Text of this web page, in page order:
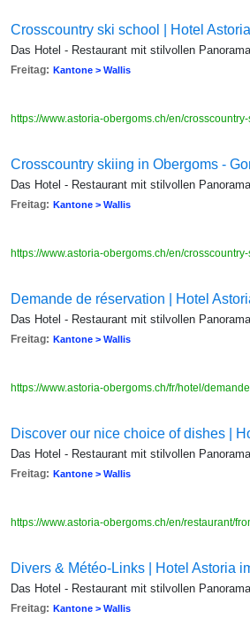
Crosscountry ski school | Hotel
Das Hotel - Restaurant mit stilvollen
Freitag: Kantone > Wallis
https://www.astoria-obergoms.ch/en/crosscountry-
Crosscountry skiing in Obergoms -
Das Hotel - Restaurant mit stilvollen
Freitag: Kantone > Wallis
https://www.astoria-obergoms.ch/en/
Demande de réservation | Hotel
Das Hotel - Restaurant mit stilvollen
Freitag: Kantone > Wallis
https://www.astoria-obergoms.ch/fr/hotel/
Discover our nice choice of dishes |
Das Hotel - Restaurant mit stilvollen
Freitag: Kantone > Wallis
https://www.astoria-obergoms.ch/en/restaurant/
Divers & Météo-Links | Hotel Astoria
Das Hotel - Restaurant mit stilvollen
Freitag: Kantone > Wallis